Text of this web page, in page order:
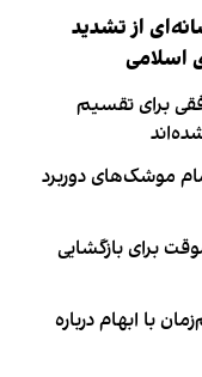
از تشدید
اسلامی
برای تقسیم
موشک‌های دوربرد
برای بازگشایی
با ابهام درباره